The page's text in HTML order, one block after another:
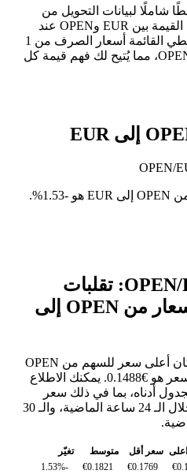
شاملًا لبيانات التحويل من
EUR إلى OPEN، يُظهر علاقة القيمة بين EUR وOPEN عند
مبالغ تحويل شائعة مختلفة. تغطي القائمة أسعار الصرف من 1
EUR إلى 100,000 EUR إلى OPEN، مما يُتيح لك فهم قيمة كل
OPEN/
-1.53%
.
بيانات التحويل OPEN/EUR: تقلبات
القيمة وتغييرات الأسعار من OPEN إلى
خلال الأيام السبعة الماضية، كان أعلى سعر للسهم من OPEN
إلى EUR هو €0.1889، وأدنى سعر هو €0.1488. يمكنك الاطلاع
أدناه، بما في ذلك سعر
السهم من OPEN إلى EUR خلال الـ 24 ساعة الماضية، والـ 30
سعر أقل متوسط
تغيّر
€0.1769
€0.1821
-1.53%